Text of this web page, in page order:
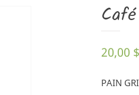
20,00 $
PAIN